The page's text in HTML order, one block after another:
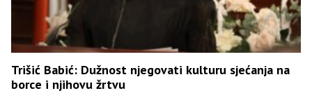
Trišić Babić: Dužnost njegovati kulturu sjećanja na
borce i njihovu žrtvu